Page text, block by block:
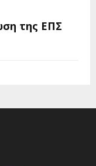
της ΕΠΣ